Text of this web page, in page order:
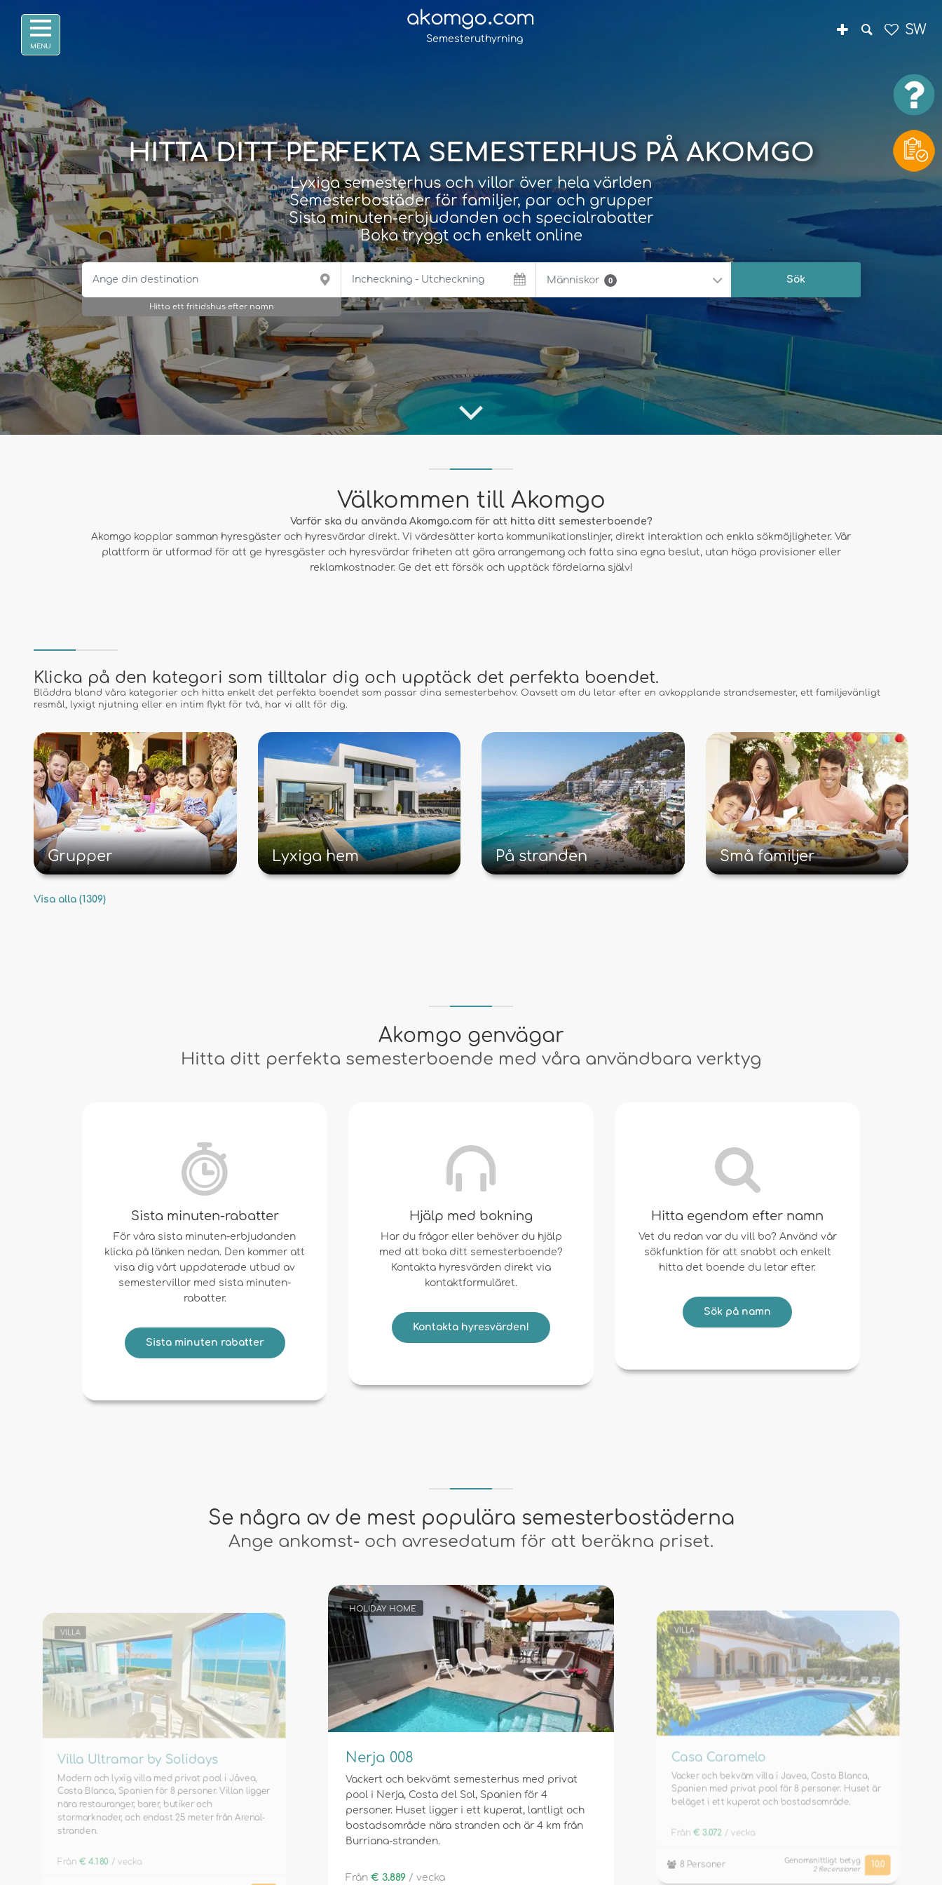
HITTA DITT PERFEKTA SEMESTERHUS PÅ AKOMGO
Lyxiga semesterhus och villor över hela världen
Semesterbostäder för familjer, par och grupper
Sista minuten-erbjudanden och specialrabatter
Boka tryggt och enkelt online
Hitta ett fritidshus efter namn
Människor 0
Välkommen till Akomgo
Varför ska du använda Akomgo.com för att hitta ditt semesterboende?
Akomgo kopplar samman hyresgäster och hyresvärdar direkt. Vi värdesätter korta kommunikationslinjer, direkt interaktion och enkla sökmöjligheter. Vår
plattform är utformad för att ge hyresgäster och hyresvärdar friheten att göra arrangemang och fatta sina egna beslut, utan höga provisioner eller
reklamkostnader. Ge det ett försök och upptäck fördelarna själv!
Klicka på den kategori som tilltalar dig och upptäck det perfekta boendet.
Bläddra bland våra kategorier och hitta enkelt det perfekta boendet som passar dina semesterbehov. Oavsett om du letar efter en avkopplande strandsemester, ett familjevänligt
resmål, lyxigt njutning eller en intim flykt för två, har vi allt för dig.
Grupper Lyxiga hem På stranden Små familjer
Visa alla (1309)
Akomgo genvägar
Hitta ditt perfekta semesterboende med våra användbara verktyg
Sista minuten-rabatter
För våra sista minuten-erbjudanden
klicka på länken nedan. Den kommer att
visa dig vårt uppdaterade utbud av
semestervillor med sista minuten-
rabatter.
Sista minuten rabatter
Hjälp med bokning
Har du frågor eller behöver du hjälp
med att boka ditt semesterboende?
Kontakta hyresvärden direkt via
kontaktformuläret.
Kontakta hyresvärden!
Hitta egendom efter namn
Vet du redan var du vill bo? Använd vår
sökfunktion för att snabbt och enkelt
hitta det boende du letar efter.
Sök på namn
Se några av de mest populära semesterbostäderna
Ange ankomst- och avresedatum för att beräkna priset.
VILLA
Villa Ultramar by Solidays
Modern och lyxig villa med privat pool i Jávea,
Costa Blanca, Spanien för 8 personer. Villan ligger
nära restauranger, barer, butiker och
stormarknader, och endast 25 meter från Arenal-
stranden.
Från € 4.180 / vecka
HOLIDAY HOME
Nerja 008
Vackert och bekvämt semesterhus med privat
pool i Nerja, Costa del Sol, Spanien för 4
personer. Huset ligger i ett kuperat, lantligt och
bostadsområde nära stranden och är 4 km från
Burriana-stranden.
Från € 3.889 / vecka
VILLA
Casa Caramelo
Vacker och bekväm villa i Javea, Costa Blanca,
Spanien med privat pool för 8 personer. Huset är
beläget i ett kuperat och bostadsområde.
Från € 3.072 / vecka
8 Personer Genomsnittligt betyg
2 Recensioner
10,0
Semesteruthyrning
SW